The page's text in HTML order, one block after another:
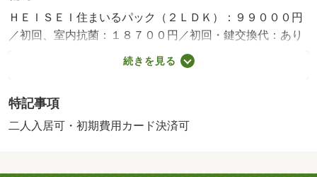
ＨＥＩＳＥＩ住まいるパック（２ＬＤＫ）：９９０００円
／初回、室内抗菌：１８７００円／初回・鍵交換代：あり
１８，７００円～・バルコニー：１１．３６平米・静岡県
のお部屋探しはルームズ賃貸へ！・バイク置場：なし・駐
続きを見る
特記事項
二人入居可・初期費用カード決済可